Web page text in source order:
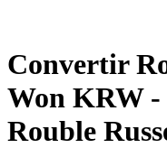
Convertir
Won KRW-
Rouble